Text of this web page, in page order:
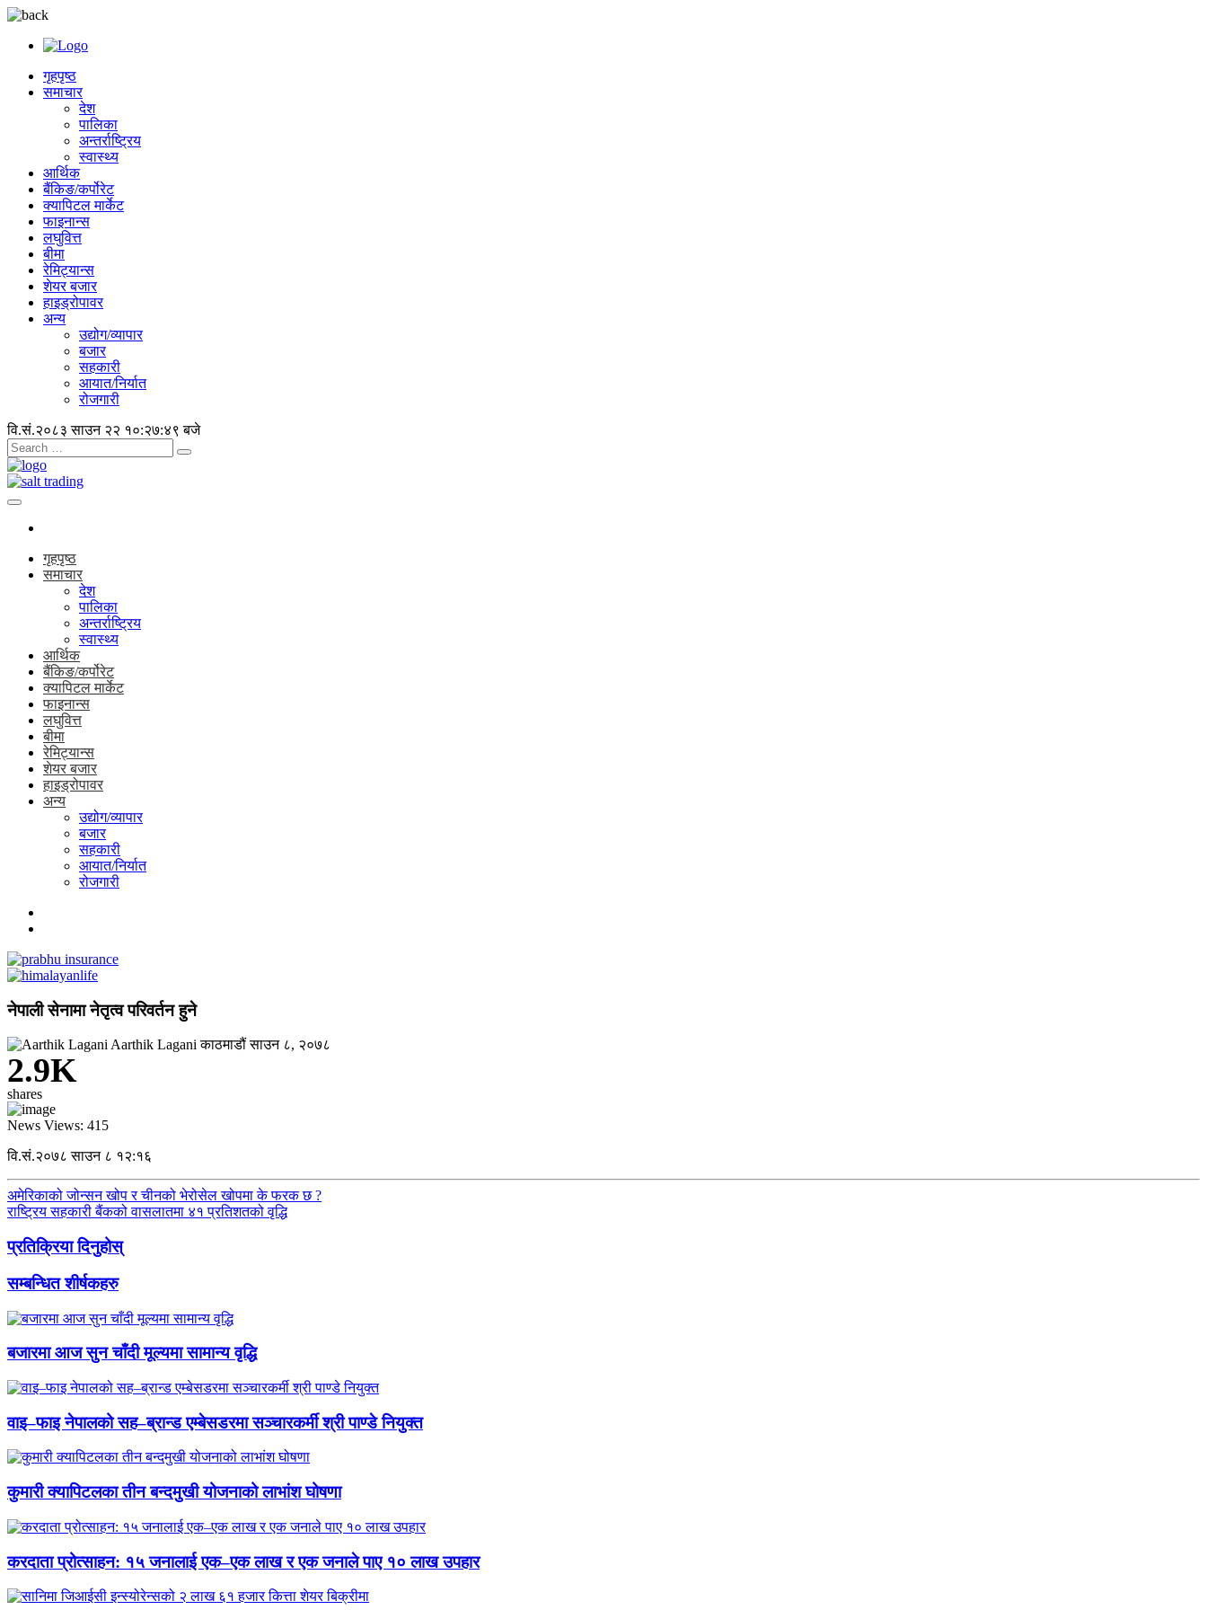
गृहपृष्ठ
समाचार
देश
पालिका
अन्तर्राष्ट्रिय
स्वास्थ्य
आर्थिक
बैंकिङ/कर्पोरेट
क्यापिटल मार्केट
फाइनान्स
लघुवित्त
बीमा
रेमिट्यान्स
शेयर बजार
हाइड्रोपावर
अन्य
उद्योग/व्यापार
बजार
सहकारी
आयात/निर्यात
रोजगारी
वि.सं.२०८३ साउन २२ १०:२७:५० बजे
गृहपृष्ठ
समाचार
देश
पालिका
अन्तर्राष्ट्रिय
स्वास्थ्य
आर्थिक
बैंकिङ/कर्पोरेट
क्यापिटल मार्केट
फाइनान्स
लघुवित्त
बीमा
रेमिट्यान्स
शेयर बजार
हाइड्रोपावर
अन्य
उद्योग/व्यापार
बजार
सहकारी
आयात/निर्यात
रोजगारी
नेपाली सेनामा नेतृत्व परिवर्तन हुने
Aarthik Laganiकाठमाडौंसाउन ८, २०७८
2.9K
shares
News Views: 415
वि.सं.२०७८ साउन ८ १२:१६
अमेरिकाको जोन्सन खोप र चीनको भेरोसेल खोपमा के फरक छ ?
राष्ट्रिय सहकारी बैंकको वासलातमा ४१ प्रतिशतको वृद्धि
प्रतिक्रिया दिनुहोस्
सम्बन्धित शीर्षकहरु
बजारमा आज सुन चाँदी मूल्यमा सामान्य वृद्धि
वाइ–फाइ नेपालको सह–ब्रान्ड एम्बेसडरमा सञ्चारकर्मी श्री पाण्डे नियुक्त
कुमारी क्यापिटलका तीन बन्दमुखी योजनाको लाभांश घोषणा
करदाता प्रोत्साहन: १५ जनालाई एक–एक लाख र एक जनाले पाए १० लाख उपहार